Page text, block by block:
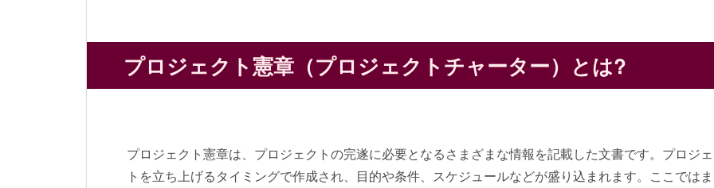
プロジェクト憲章（プロジェクトチャーター）とは?
プロジェクト憲章は、プロジェクトの完遂に必要となるさまざまな情報を記載した文書です。プロジ
トを立ち上げるタイミングで作成され、目的や条件、スケジュールなどが盛り込まれます。ここではま